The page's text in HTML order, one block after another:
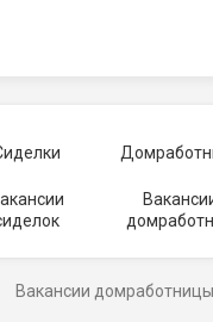
Вакансии